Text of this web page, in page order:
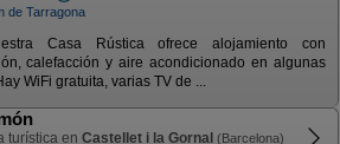
de Tarragona
Casa Rústica ofrece alojamiento con
calefacción y aire acondicionado en algunas
WiFi gratuita, varias TV de ...
turística en Castellet i la Gornal (Barcelona)